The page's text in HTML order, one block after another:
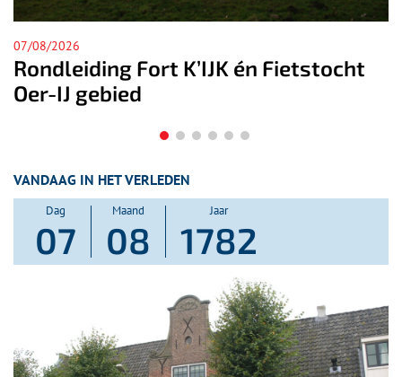
Kees Verwey – een leven lang
schilder
VANDAAG IN HET VERLEDEN
Dag
07
Maand
08
Jaar
1782